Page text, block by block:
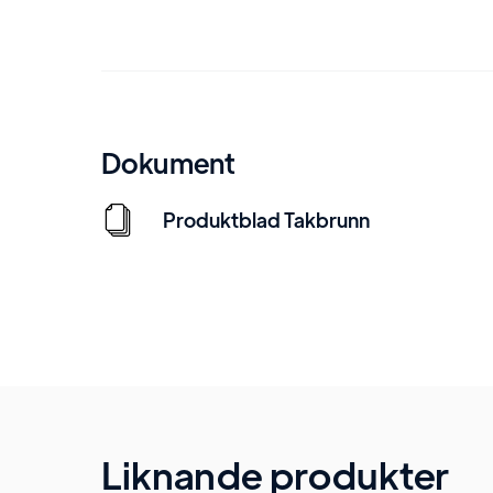
Dokument
Produktblad Takbrunn
Liknande produkter